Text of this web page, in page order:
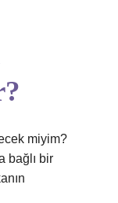
miyim?
bağlı bir